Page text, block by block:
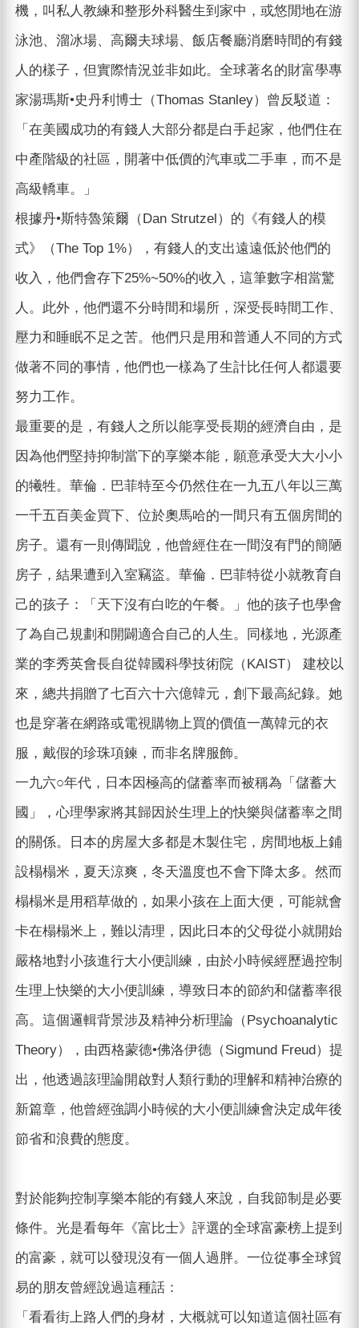
機，叫私人教練和整形外科醫生到家中，或悠閒地在游
泳池、溜冰場、高爾夫球場、飯店餐廳消磨時間的有錢
人的樣子，但實際情況並非如此。全球著名的財富學專
家湯瑪斯•史丹利博士（Thomas Stanley）曾反駁道：
「在美國成功的有錢人大部分都是白手起家，他們住在
中產階級的社區，開著中低價的汽車或二手車，而不是
高級轎車。」
根據丹•斯特魯策爾（Dan Strutzel）的《有錢人的模
式》（The Top 1%），有錢人的支出遠遠低於他們的
收入，他們會存下25%~50%的收入，這筆數字相當驚
人。此外，他們還不分時間和場所，深受長時間工作、
壓力和睡眠不足之苦。他們只是用和普通人不同的方式
做著不同的事情，他們也一樣為了生計比任何人都還要
努力工作。
最重要的是，有錢人之所以能享受長期的經濟自由，是
因為他們堅持抑制當下的享樂本能，願意承受大大小小
的犧牲。華倫．巴菲特至今仍然住在一九五八年以三萬
一千五百美金買下、位於奧馬哈的一間只有五個房間的
房子。還有一則傳聞說，他曾經住在一間沒有門的簡陋
房子，結果遭到入室竊盜。華倫．巴菲特從小就教育自
己的孩子：「天下沒有白吃的午餐。」他的孩子也學會
了為自己規劃和開闢適合自己的人生。同樣地，光源產
業的李秀英會長自從韓國科學技術院（KAIST） 建校以
來，總共捐贈了七百六十六億韓元，創下最高紀錄。她
也是穿著在網路或電視購物上買的價值一萬韓元的衣
服，戴假的珍珠項鍊，而非名牌服飾。
一九六○年代，日本因極高的儲蓄率而被稱為「儲蓄大
國」，心理學家將其歸因於生理上的快樂與儲蓄率之間
的關係。日本的房屋大多都是木製住宅，房間地板上鋪
設榻榻米，夏天涼爽，冬天溫度也不會下降太多。然而
榻榻米是用稻草做的，如果小孩在上面大便，可能就會
卡在榻榻米上，難以清理，因此日本的父母從小就開始
嚴格地對小孩進行大小便訓練，由於小時候經歷過控制
生理上快樂的大小便訓練，導致日本的節約和儲蓄率很
高。這個邏輯背景涉及精神分析理論（Psychoanalytic
Theory），由西格蒙德•佛洛伊德（Sigmund Freud）提
出，他透過該理論開啟對人類行動的理解和精神治療的
新篇章，他曾經強調小時候的大小便訓練會決定成年後
節省和浪費的態度。
對於能夠控制享樂本能的有錢人來說，自我節制是必要
條件。光是看每年《富比士》評選的全球富豪榜上提到
的富豪，就可以發現沒有一個人過胖。一位從事全球貿
易的朋友曾經說過這種話：
「看看街上路人們的身材，大概就可以知道這個社區有